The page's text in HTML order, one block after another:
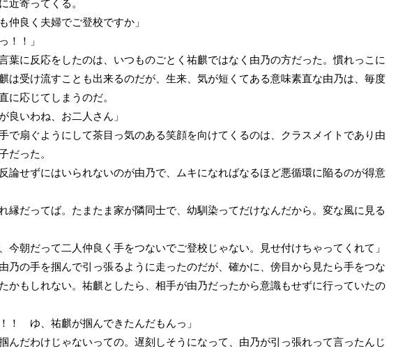
近寄ってくる。
仲良く夫婦でご登校ですか」
！！」
葉に反応をしたのは、いつものごとく祐麒ではなく由乃の方だった。慣れっこに
は受け流すことも出来るのだが、生来、気が短くてある意味素直な由乃は、毎度
に応じてしまうのだ。
良いわね、お二人さん」
で扇ぐようにして茶目っ気のある笑顔を向けてくるのは、クラスメイトであり由
だった。
論せずにはいられないのが由乃で、ムキになればなるほど悪循環に陥るのが得意
縁だってば。たまたま家が隣同士で、幼馴染ってだけなんだから。変な風に見る
今朝だって二人仲良く手をつないでご登校じゃない。見せ付けちゃってくれて」
乃の手を掴んで引っ張るように走ったのだが、確かに、傍目から見たら手をつな
かもしれない。祐麒としたら、相手が由乃だったから意識もせずに行っていたの
！ ゆ、祐麒が掴んできたんだもんっ」
んだわけじゃないっての。遅刻しそうになって、由乃が引っ張れって言ったんじ